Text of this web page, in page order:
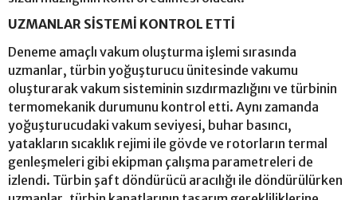
UZMANLAR SİSTEMİ KONTROL ETTİ
Deneme amaçlı vakum oluşturma işlemi sırasında
uzmanlar, türbin yoğuşturucu ünitesinde vakumu
oluşturarak vakum sisteminin sızdırmazlığını ve türbinin
termomekanik durumunu kontrol etti. Aynı zamanda
yoğuşturucudaki vakum seviyesi, buhar basıncı,
yatakların sıcaklık rejimi ile gövde ve rotorların termal
genleşmeleri gibi ekipman çalışma parametreleri de
izlendi. Türbin şaft döndürücü aracılığı ile döndürülürken